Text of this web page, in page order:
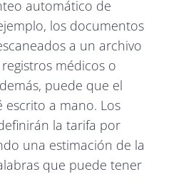
automático de
los documentos
a un archivo
médicos o
puede que el
escrito a mano. Los
la tarifa por
una estimación de la
que puede tener